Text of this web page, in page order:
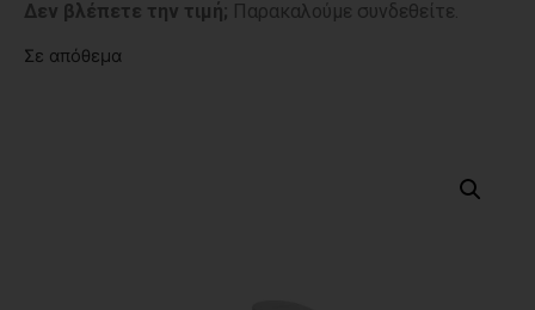
Δεν βλέπετε την τιμή; Παρακαλούμε συνδεθείτε.
Σε απόθεμα